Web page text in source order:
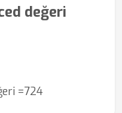
değeri
=724